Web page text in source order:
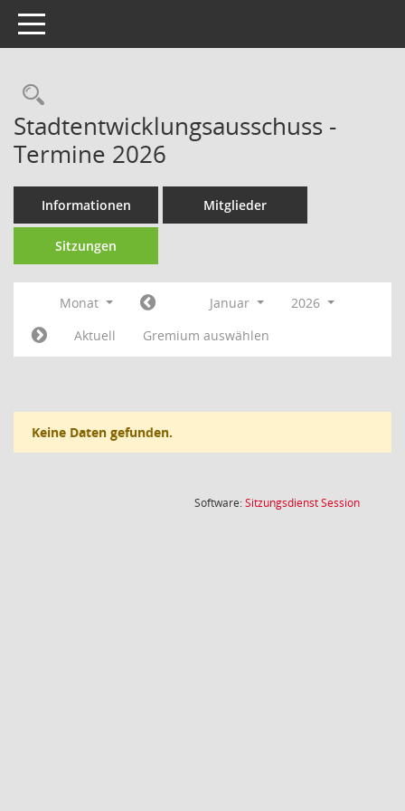
Toggle navigation
Rechercheauswahl
Stadtentwicklungsausschuss -
Termine 2026
Informationen Mitglieder
Sitzungen
Monat Januar
2026
Aktuell
Gremium auswählen
Keine Daten gefunden.
Software:SitzungsdienstSession(Wird in